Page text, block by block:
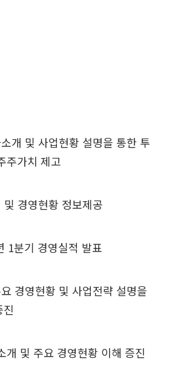
개 및 사업현황 설명을 통한 투
주가치 제고
경영현황 정보제공
분기 경영실적 발표
경영현황 및 사업전략 설명을
및 주요 경영현황 이해 증진